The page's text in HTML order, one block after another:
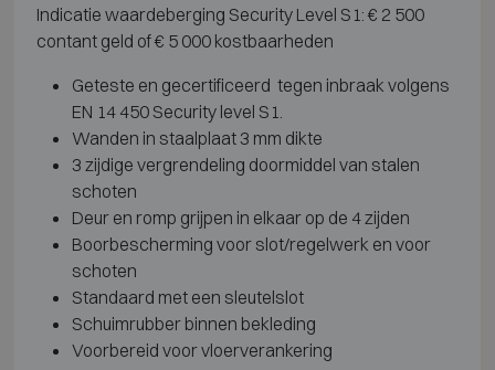
Indicatie waardeberging Security Level S1: € 2 500
contant geld of € 5 000 kostbaarheden
Geteste en gecertificeerd tegen inbraak volgens
EN 14 450 Security level S1.
Wanden in staalplaat 3 mm dikte
3 zijdige vergrendeling doormiddel van stalen
schoten
Deur en romp grijpen in elkaar op de 4 zijden
Boorbescherming voor slot/regelwerk en voor
schoten
Standaard met een sleutelslot
Schuimrubber binnen bekleding
Voorbereid voor vloerverankering